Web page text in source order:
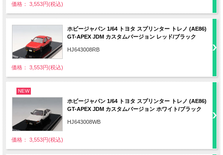
価格： 3,553円(税込)
ホビージャパン 1/64 トヨタ スプリンター トレノ (AE86)
GT-APEX JDM カスタムバージョン レッド/ブラック
HJ643008RB
価格： 3,553円(税込)
NEW
ホビージャパン 1/64 トヨタ スプリンター トレノ (AE86)
GT-APEX JDM カスタムバージョン ホワイト/ブラック
HJ643008WB
価格： 3,553円(税込)